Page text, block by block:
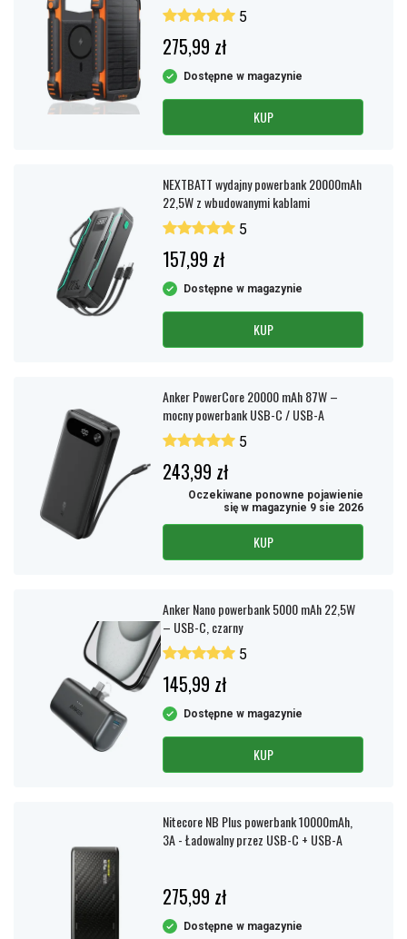
5
275,99 zł
Dostępne w magazynie
KUP
NEXTBATT wydajny powerbank 20000mAh
22,5W z wbudowanymi kablami
5
157,99 zł
Dostępne w magazynie
KUP
Anker PowerCore 20000 mAh 87W –
mocny powerbank USB-C / USB-A
5
243,99 zł
Oczekiwane ponowne pojawienie
się w magazynie 9 sie 2026
KUP
Anker Nano powerbank 5000 mAh 22,5W
– USB-C, czarny
5
145,99 zł
Dostępne w magazynie
KUP
Nitecore NB Plus powerbank 10000mAh,
3A - Ładowalny przez USB-C + USB-A
275,99 zł
Dostępne w magazynie